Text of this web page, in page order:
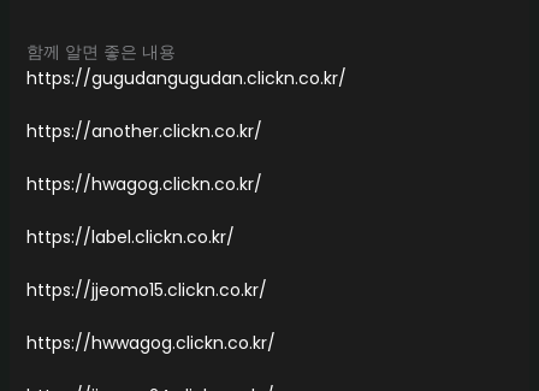
함께 알면 좋은 내용
https://gugudangugudan.clickn.co.kr/
https://another.clickn.co.kr/
https://hwagog.clickn.co.kr/
https://label.clickn.co.kr/
https://jjeomo15.clickn.co.kr/
https://hwwagog.clickn.co.kr/